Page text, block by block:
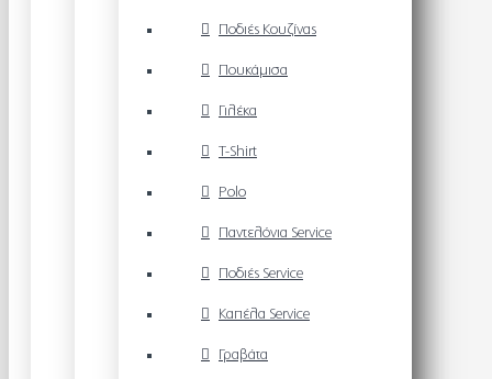
Ποδιές Κουζίνας
Πουκάμισα
Γιλέκα
T-Shirt
Polo
Παντελόνια Service
Ποδιές Service
Καπέλα Service
Γραβάτα